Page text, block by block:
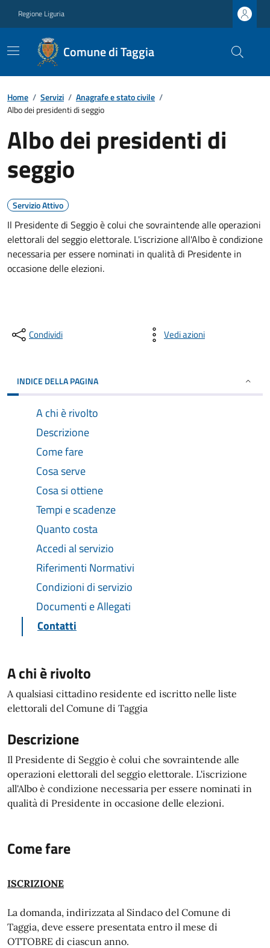
Regione Liguria
Comune di Taggia
Home / Servizi / Anagrafe e stato civile /
Albo dei presidenti di seggio
Albo dei presidenti di
seggio
Servizio Attivo
Il Presidente di Seggio è colui che sovraintende alle operazioni
elettorali del seggio elettorale. L'iscrizione all'Albo è condizione
necessaria per essere nominati in qualità di Presidente in
occasione delle elezioni.
Condividi Vedi azioni
INDICE DELLA PAGINA
A chi è rivolto
Descrizione
Come fare
Cosa serve
Cosa si ottiene
Tempi e scadenze
Quanto costa
Accedi al servizio
Riferimenti Normativi
Condizioni di servizio
Documenti e Allegati
Contatti
A chi è rivolto
A qualsiasi cittadino residente ed iscritto nelle liste
elettorali del Comune di Taggia
Descrizione
Il Presidente di Seggio è colui che sovraintende alle
operazioni elettorali del seggio elettorale. L'iscrizione
all'Albo è condizione necessaria per essere nominati in
qualità di Presidente in occasione delle elezioni.
Come fare
ISCRIZIONE
La domanda, indirizzata al Sindaco del Comune di
Taggia, deve essere presentata entro il mese di
OTTOBRE di ciascun anno.